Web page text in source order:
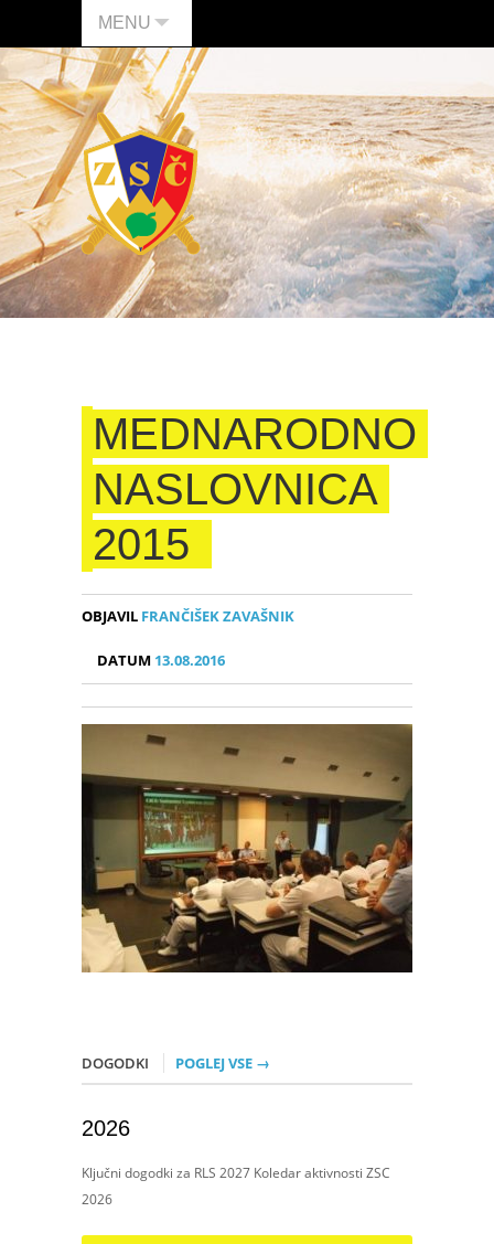
MENU
MEDNARODNO
NASLOVNICA
2015
OBJAVIL FRANČIŠEK ZAVAŠNIK
DATUM 13.08.2016
DOGODKI POGLEJ VSE →
2026
Ključni dogodki za RLS 2027 Koledar aktivnosti ZSC
2026